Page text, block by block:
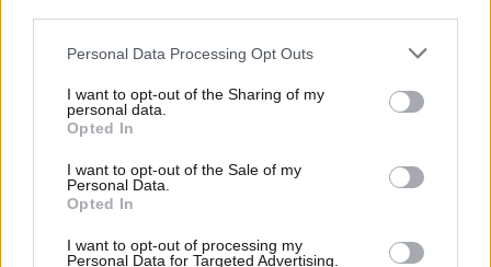
Please note that this website/app uses one or more Google
not limited to your visit or usage behaviour. You may click to
grant or deny consent to Google and its third-party tags to
use your data for below specified purposes in below Google
consent section.
Personal Data Processing Opt Outs
I want to opt-out of the Sharing of my
personal data.
Opted In
I want to opt-out of the Sale of my
Personal Data.
Opted In
I want to opt-out of processing my
Personal Data for Targeted Advertising.